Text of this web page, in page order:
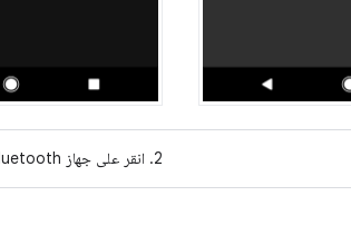
2. انقر على جهاز Bluetooth